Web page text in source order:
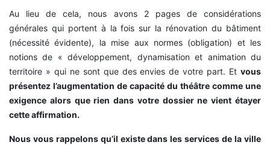
Au lieu de cela, nous avons 2 pages de considérations
générales qui portent à la fois sur la rénovation du bâtiment
(nécessité évidente), la mise aux normes (obligation) et les
notions de « développement, dynamisation et animation du
territoire » qui ne sont que des envies de votre part. Et vous
présentez l’augmentation de capacité du théâtre comme une
exigence alors que rien dans votre dossier ne vient étayer
cette affirmation.
Nous vous rappelons qu’il existe dans les services de la ville